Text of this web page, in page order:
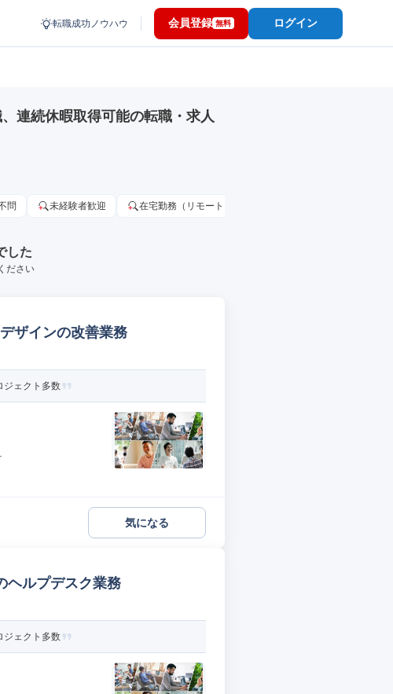
転職成功ノウハウ 会員登録 無料 ログイン
連続休暇取得可能の転職・求人
問 未経験者歓迎 在宅勤務（リモートワーク）OK
した
ださい
ザインの改善業務
ジェクト多数
気になる
ヘルプデスク業務
ジェクト多数